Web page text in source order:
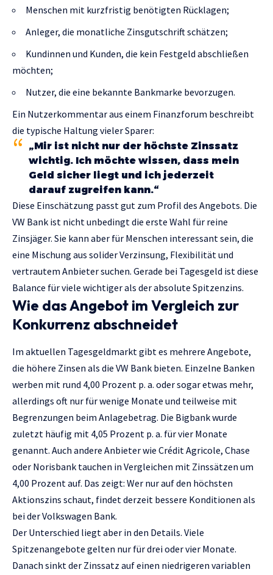
Menschen mit kurzfristig benötigten Rücklagen;
Anleger, die monatliche Zinsgutschrift schätzen;
Kundinnen und Kunden, die kein Festgeld abschließen
möchten;
Nutzer, die eine bekannte Bankmarke bevorzugen.
Ein Nutzerkommentar aus einem Finanzforum beschreibt
die typische Haltung vieler Sparer:
„Mir ist nicht nur der höchste Zinssatz
wichtig. Ich möchte wissen, dass mein
Geld sicher liegt und ich jederzeit
darauf zugreifen kann.“
Diese Einschätzung passt gut zum Profil des Angebots. Die
VW Bank ist nicht unbedingt die erste Wahl für reine
Zinsjäger. Sie kann aber für Menschen interessant sein, die
eine Mischung aus solider Verzinsung, Flexibilität und
vertrautem Anbieter suchen. Gerade bei Tagesgeld ist diese
Balance für viele wichtiger als der absolute Spitzenzins.
Wie das Angebot im Vergleich zur
Konkurrenz abschneidet
Im aktuellen Tagesgeldmarkt gibt es mehrere Angebote,
die höhere Zinsen als die VW Bank bieten. Einzelne Banken
werben mit rund 4,00 Prozent p. a. oder sogar etwas mehr,
allerdings oft nur für wenige Monate und teilweise mit
Begrenzungen beim Anlagebetrag. Die Bigbank wurde
zuletzt häufig mit 4,05 Prozent p. a. für vier Monate
genannt. Auch andere Anbieter wie Crédit Agricole, Chase
oder Norisbank tauchen in Vergleichen mit Zinssätzen um
4,00 Prozent auf. Das zeigt: Wer nur auf den höchsten
Aktionszins schaut, findet derzeit bessere Konditionen als
bei der Volkswagen Bank.
Der Unterschied liegt aber in den Details. Viele
Spitzenangebote gelten nur für drei oder vier Monate.
Danach sinkt der Zinssatz auf einen niedrigeren variablen